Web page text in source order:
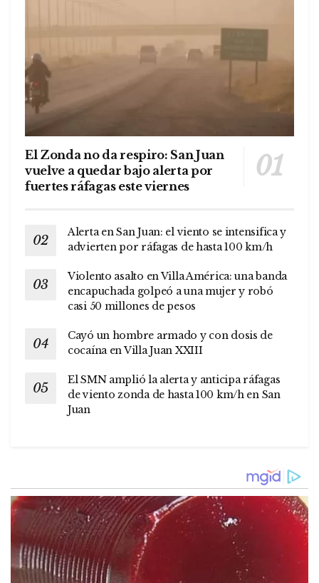
El Zonda no da respiro: San Juan
vuelve a quedar bajo alerta por
fuertes ráfagas este viernes
Alerta en San Juan: el viento se intensifica y
advierten por ráfagas de hasta 100 km/h
Violento asalto en Villa América: una banda
encapuchada golpeó a una mujer y robó
casi 50 millones de pesos
Cayó un hombre armado y con dosis de
cocaína en Villa Juan XXIII
El SMN amplió la alerta y anticipa ráfagas
de viento zonda de hasta 100 km/h en San
Juan